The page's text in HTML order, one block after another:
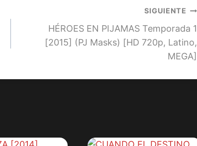
SIGUIENTE
HÉROES EN PIJAMAS Temporada 1
[2015] (PJ Masks) [HD 720p, Latino,
MEGA]